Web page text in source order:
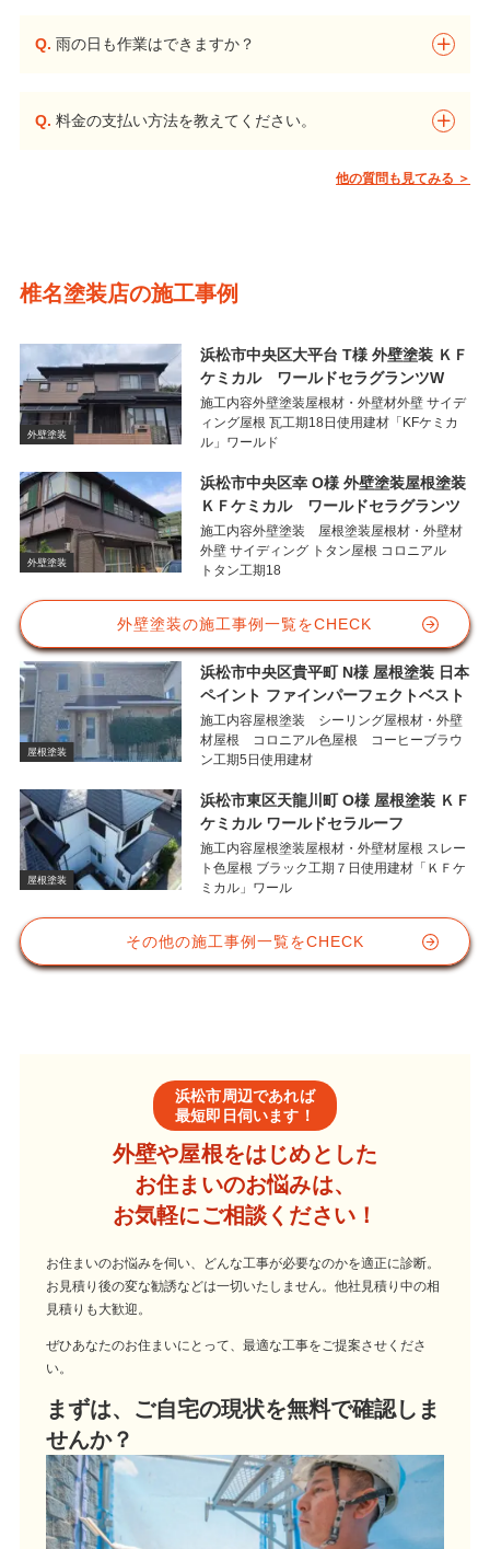
Q. 雨の日も作業はできますか？
Q. 料金の支払い方法を教えてください。
他の質問も見てみる ＞
椎名塗装店の施工事例
外壁塗装
浜松市中央区大平台 T様 外壁塗装 ＫＦ
ケミカル ワールドセラグランツW
施工内容外壁塗装屋根材・外壁材外壁 サイデ
ィング屋根 瓦工期18日使用建材「KFケミカ
ル」ワールド
外壁塗装
浜松市中央区幸 O様 外壁塗装屋根塗装
ＫＦケミカル ワールドセラグランツ
施工内容外壁塗装 屋根塗装屋根材・外壁材
外壁 サイディング トタン屋根 コロニアル
トタン工期18
外壁塗装の施工事例一覧をCHECK
屋根塗装
浜松市中央区貴平町 N様 屋根塗装 日本
ペイント ファインパーフェクトベスト
施工内容屋根塗装 シーリング屋根材・外壁
材屋根 コロニアル色屋根 コーヒーブラウ
ン工期5日使用建材
屋根塗装
浜松市東区天龍川町 O様 屋根塗装 ＫＦ
ケミカル ワールドセラルーフ
施工内容屋根塗装屋根材・外壁材屋根 スレー
ト色屋根 ブラック工期７日使用建材「ＫＦケ
ミカル」ワール
その他の施工事例一覧をCHECK
浜松市周辺であれば
最短即日伺います！
外壁や屋根をはじめとした
お住まいのお悩みは、
お気軽にご相談ください！
お住まいのお悩みを伺い、どんな工事が必要なのかを適正に診断。
お見積り後の変な勧誘などは一切いたしません。他社見積り中の相
見積りも大歓迎。
ぜひあなたのお住まいにとって、最適な工事をご提案させくださ
い。
まずは、ご自宅の現状を無料で確認しま
せんか？